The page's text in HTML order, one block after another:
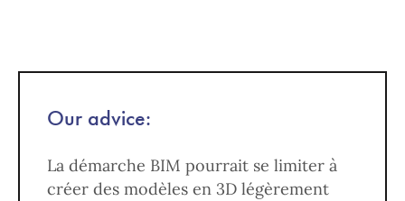
Our advice:
La démarche BIM pourrait se limiter à
créer des modèles en 3D légèrement